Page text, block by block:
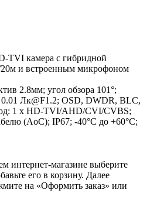
TVI камера с гибридной
и встроенным микрофоном
2.8мм; угол обзора 101°;
Лк@F1.2; OSD, DWDR, BLC,
1 х HD-TVI/AHD/CVI/CVBS;
(AoC); IP67; -40°С до +60°С;
интернет-магазине выберите
его в корзину. Далее
на «Оформить заказ» или